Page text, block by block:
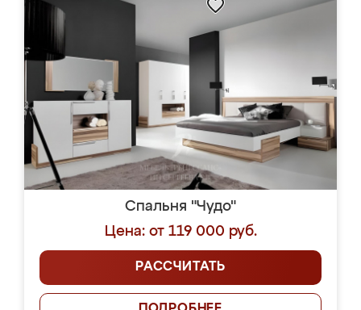
Спальня "Чудо"
Цена: от 119 000 руб.
РАССЧИТАТЬ